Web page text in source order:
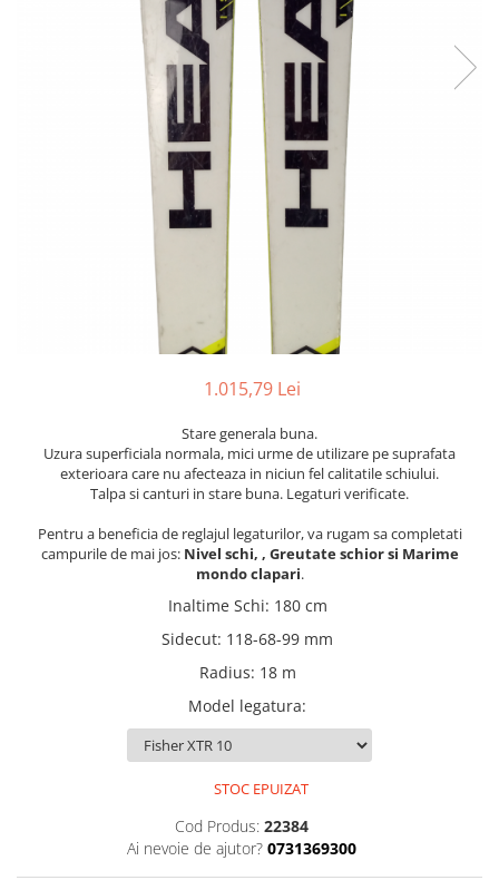
Bețe noi modele feminine
1.015,79 Lei
Stare generala buna.
Uzura superficiala normala, mici urme de utilizare pe suprafata
exterioara care nu afecteaza in niciun fel calitatile schiului.
Talpa si canturi in stare buna. Legaturi verificate.
Pentru a beneficia de reglajul legaturilor, va rugam sa completati
campurile de mai jos: Nivel schi, , Greutate schior si Marime
mondo clapari.
Inaltime Schi: 180 cm
Sidecut: 118-68-99 mm
Radius: 18 m
Model legatura:
STOC EPUIZAT
Cod Produs: 22384
Ai nevoie de ajutor? 0731369300